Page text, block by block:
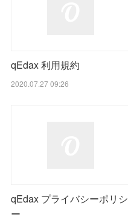
qEdax 利用規約
2020.07.27 09:26
qEdax プライバシーポリシ
ー